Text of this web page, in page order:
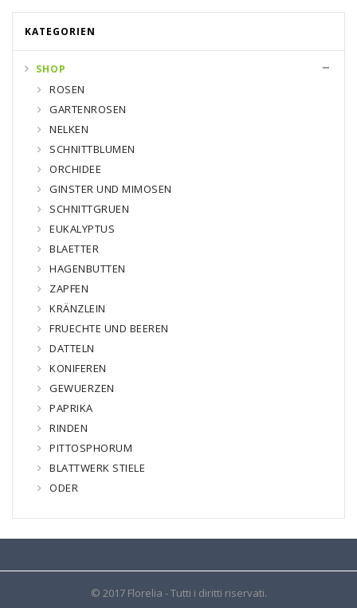
KATEGORIEN
SHOP
ROSEN
GARTENROSEN
NELKEN
SCHNITTBLUMEN
ORCHIDEE
GINSTER UND MIMOSEN
SCHNITTGRUEN
EUKALYPTUS
BLAETTER
HAGENBUTTEN
ZAPFEN
KRÄNZLEIN
FRUECHTE UND BEEREN
DATTELN
KONIFEREN
GEWUERZEN
PAPRIKA
RINDEN
PITTOSPHORUM
BLATTWERK STIELE
ODER
© 2017 Florelia - Tutti i diritti riservati.